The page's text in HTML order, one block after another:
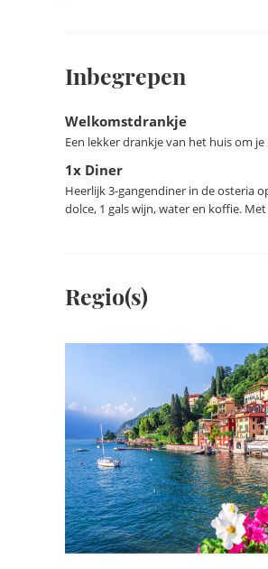
Inbegrepen
Welkomstdrankje
Een lekker drankje van het huis om
1x Diner
Heerlijk 3-gangendiner in de osteria
dolce, 1 gals wijn, water en koffie.
Regio(s)